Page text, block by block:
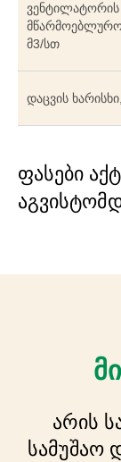
ვენტილატორის
მ3/სთ
დაცვის
ფასები
არის
სამუშაო